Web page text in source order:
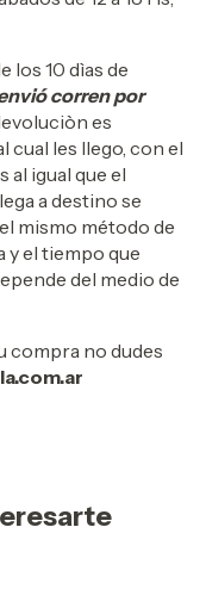
los 10 dìas de
corren por
es
cual les llego, con el
igual que el
a destino se
mismo método de
y el tiempo que
del medio de
compra no dudes